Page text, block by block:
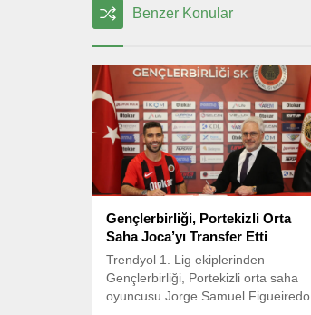
Benzer Konular
Gençlerbirliği, Portekizli Orta
Saha Joca’yı Transfer Etti
Trendyol 1. Lig ekiplerinden
Gençlerbirliği, Portekizli orta saha
oyuncusu Jorge Samuel Figueiredo